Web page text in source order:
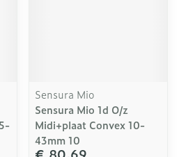
Sensura Mio
Sensura Mio 1d O/z
Midi+plaat Convex 10-
43mm 10